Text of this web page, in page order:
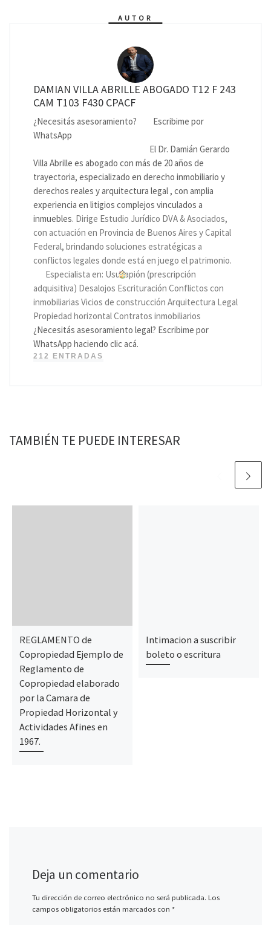
AUTOR
DAMIAN VILLA ABRILLE ABOGADO T12 F 243
CAM T103 F430 CPACF
¿Necesitás asesoramiento?
Escribime por
WhatsApp
El Dr. Damián Gerardo
Villa Abrille es abogado con más de 20 años de
trayectoria, especializado en derecho inmobiliario y
derechos reales y arquitectura legal , con amplia
experiencia en litigios complejos vinculados a
inmuebles. Dirige Estudio Jurídico DVA & Asociados,
con actuación en Provincia de Buenos Aires y Capital
Federal, brindando soluciones estratégicas a
conflictos legales donde está en juego el patrimonio.
Especialista en: Usucapión (prescripción
adquisitiva) Desalojos Escrituración Conflictos con
inmobiliarias Vicios de construcción Arquitectura Legal
Propiedad horizontal Contratos inmobiliarios
¿Necesitás asesoramiento legal? Escribime por
WhatsApp haciendo clic acá.
212 ENTRADAS
TAMBIÉN TE PUEDE INTERESAR
REGLAMENTO de
Copropiedad Ejemplo de
Reglamento de
Copropiedad elaborado
por la Camara de
Propiedad Horizontal y
Actividades Afines en
1967.
Intimacion a suscribir
boleto o escritura
Deja un comentario
Tu dirección de correo electrónico no será publicada. Los
campos obligatorios están marcados con *